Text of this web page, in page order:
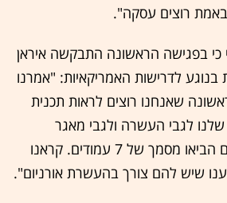
רוצים עסקה".
כי בפגישה הראשונה התבקשה איראן
בנוגע לדרישות האמריקאיות: "אמרנו
שאנחנו רוצים לראות תכנית
לגבי העשרה ולגבי מאגר
האורניום המועשר. הם הביאו מסמך של 7 עמודים. קראנו
שיש להם צורך בהעשרת אורניום".